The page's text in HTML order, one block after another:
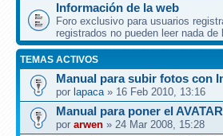
Información de la web
Foro exclusivo para usuarios
registrados no pueden leer nada de
TEMAS ACTIVOS
Manual para subir fotos con
por lapaca» 16 Feb 2010, 13:16
Manual para poner el AVATAR
por arwen » 24 Mar 2008, 15:28